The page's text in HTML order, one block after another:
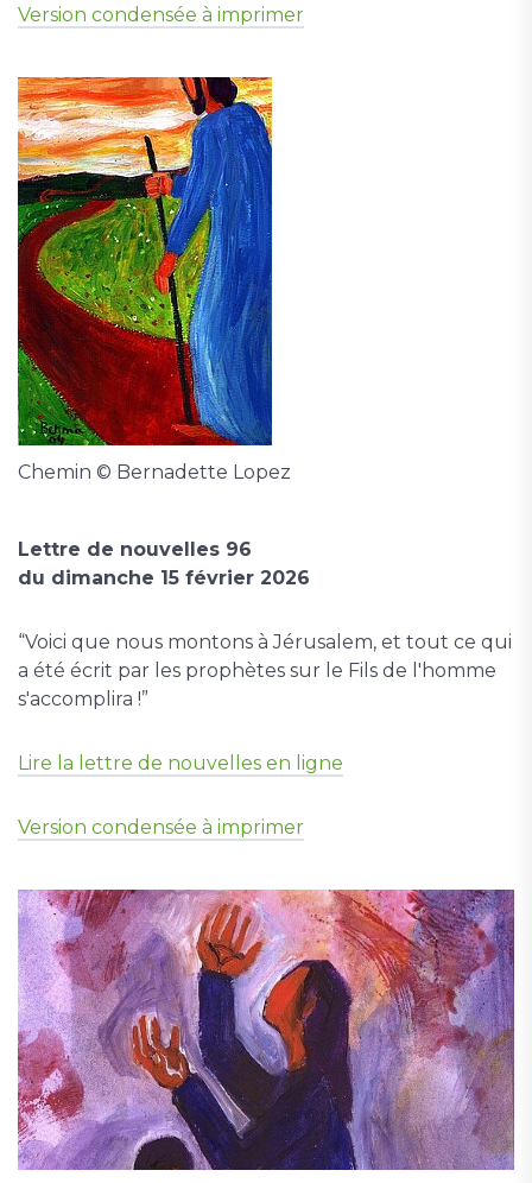
Version condensée à imprimer
Chemin © Bernadette Lopez
Lettre de nouvelles 96
du dimanche 15 février 2026
“Voici que nous montons à Jérusalem, et tout ce qui
a été écrit par les prophètes sur le Fils de l'homme
s'accomplira !”
Lire la lettre de nouvelles en ligne
Version condensée à imprimer